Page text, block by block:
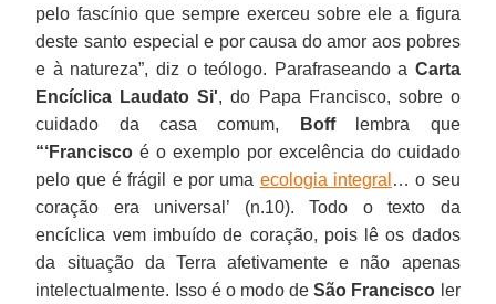
pelo fascínio que sempre exerceu sobre ele a figura
deste santo especial e por causa do amor aos pobres
e à natureza”, diz o teólogo. Parafraseando a Carta
Encíclica Laudato Si', do Papa Francisco, sobre o
cuidado da casa comum,
Bofflembra que
“‘Francisco é o exemplo por excelência do cuidado
pelo que é frágil e por uma ecologia integral … o seu
coração era universal’ (n.10). Todo o texto da
encíclica vem imbuído de coração, pois lê os dados
da situação da Terra afetivamente e não apenas
intelectualmente. Isso é o modo deSão Francisco ler